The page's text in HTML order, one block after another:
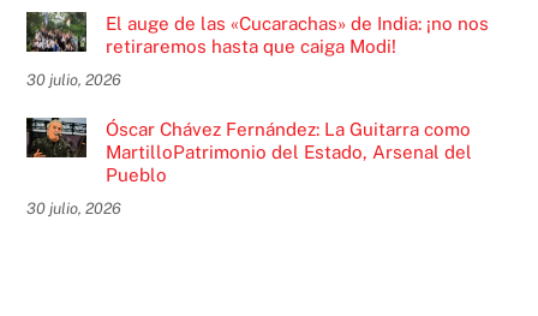
El auge de las «Cucarachas» de India: ¡no nos
retiraremos hasta que caiga Modi!
30 julio, 2026
Óscar Chávez Fernández: La Guitarra como
MartilloPatrimonio del Estado, Arsenal del
Pueblo
30 julio, 2026